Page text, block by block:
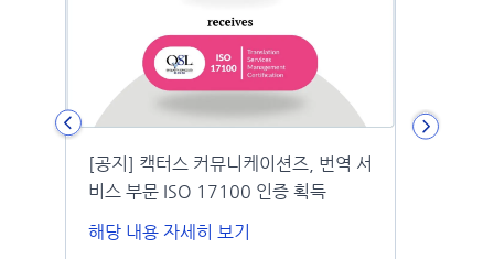
[공지] 캑터스 커뮤니케이션즈, 번역 서
비스 부문 ISO 17100 인증 획득
해당 내용 자세히 보기